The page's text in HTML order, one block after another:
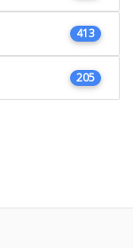
413
205